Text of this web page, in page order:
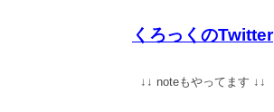
くろっくのTwitter
↓↓ noteもやってます ↓↓